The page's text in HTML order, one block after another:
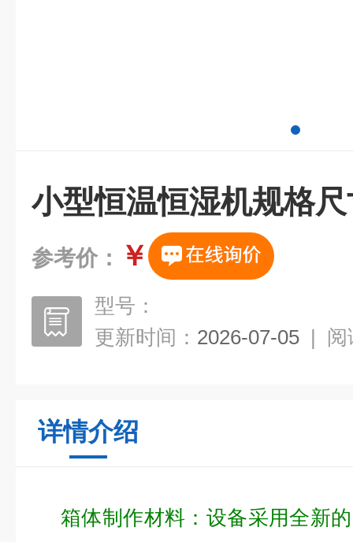
小型恒温恒湿机规格
参考价： ￥
型号：
更新时间： 2026-07-05 | 阅
详情介绍
箱体制作材料：设备采用全新